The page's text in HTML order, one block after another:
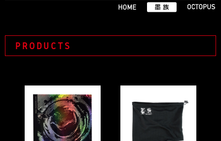
PRODUCTS